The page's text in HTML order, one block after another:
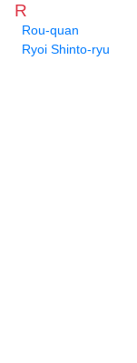
R
Rou-quan
Ryoi Shinto-ryu